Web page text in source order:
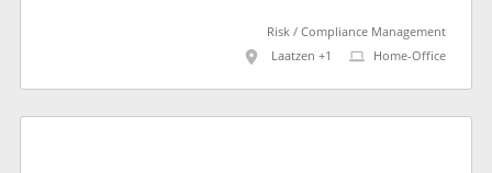
Risk / Compliance Management
Laatzen +1
Home-Office